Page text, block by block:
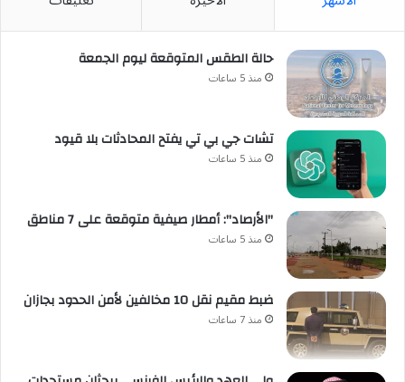
حالة الطقس المتوقعة ليوم الجمعة
منذ 5 ساعات
تشات جي بي تي يفتح المحادثات بلا قيود
منذ 5 ساعات
"الأرصاد": أمطار صيفية متوقعة على 7 مناطق
منذ 5 ساعات
ضبط مقيم نقل 10 مخالفين لأمن الحدود بجازان
منذ 7 ساعات